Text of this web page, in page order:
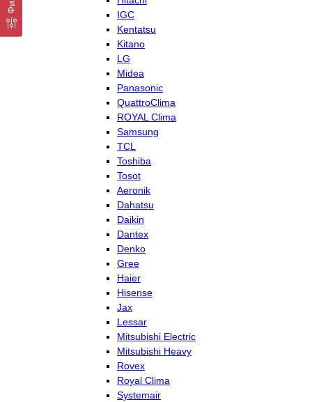
IGC
Kentatsu
Kitano
LG
Midea
Panasonic
QuattroClima
ROYAL Clima
Samsung
TCL
Toshiba
Tosot
Aeronik
Dahatsu
Daikin
Dantex
Denko
Gree
Haier
Hisense
Jax
Lessar
Mitsubishi Electric
Mitsubishi Heavy
Rovex
Royal Clima
Systemair